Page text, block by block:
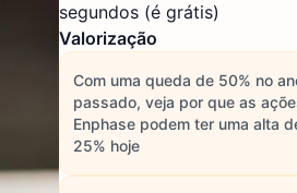
segundos (é grátis)
Valorização
Com uma queda de 50% no
passado, veja por que as
Enphase podem ter uma alta
25% hoje